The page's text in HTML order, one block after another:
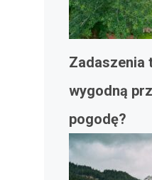
Zadaszenia
wygodną
pogodę?